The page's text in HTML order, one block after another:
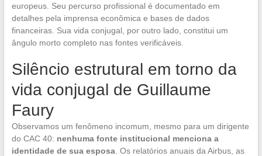
europeus. Seu percurso profissional é documentado em
detalhes pela imprensa econômica e bases de dados
financeiras. Sua vida conjugal, por outro lado, constitui um
ângulo morto completo nas fontes verificáveis.
Silêncio estrutural em torno da
vida conjugal de Guillaume
Faury
Observamos um fenômeno incomum, mesmo para um dirigente
do CAC 40: nenhuma fonte institucional menciona a
identidade de sua esposa. Os relatórios anuais da Airbus, as